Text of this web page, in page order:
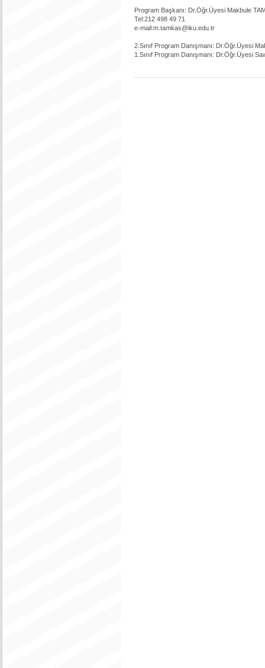
Program Başkanı: Dr.Öğr.Üyesi Makbule
Tel:212 498 49 71
e-mail:m.tamkas@iku.edu.tr
2.Sınıf Program Danışmanı: Dr.Öğr.Üyesi
1.Sınıf Program Danışmanı: Dr.Öğr.Üyesi